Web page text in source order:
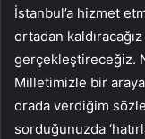
İstanbul’a hizmet
ortadan
gerçekleştireceğiz.
Milletimizle bir
orada verdiğim
sorduğunuzda